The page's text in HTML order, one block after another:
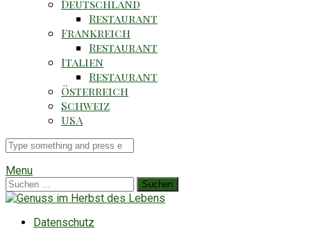
Deutschland
Restaurant
Frankreich
Restaurant
Italien
Restaurant
Österreich
Schweiz
USA
Suche
für
Menu
Suchen
nach:
Datenschutz